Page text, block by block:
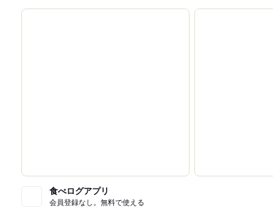
食べログアプリ
会員登録なし。無料で使える